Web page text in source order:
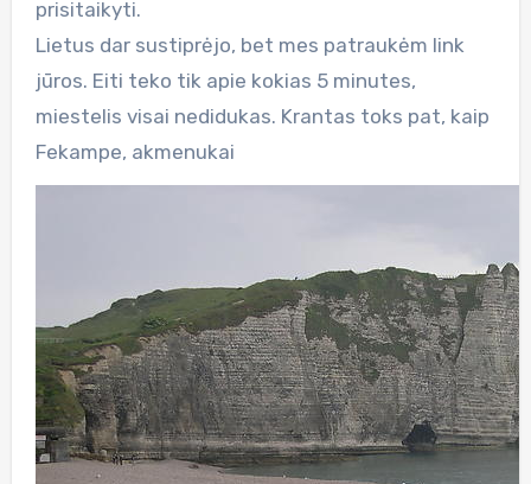
prisitaikyti.
Lietus dar sustiprėjo, bet mes patraukėm link
jūros. Eiti teko tik apie kokias 5 minutes,
miestelis visai nedidukas. Krantas toks pat, kaip
Fekampe, akmenukai